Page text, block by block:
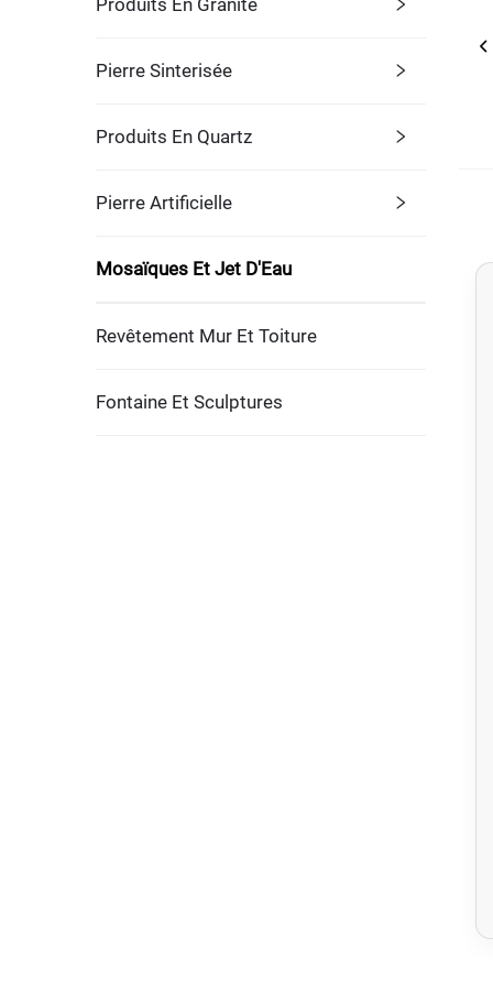
Pierre Sinterisée
Produits En Quartz
Pierre Artificielle
Mosaïques Et Jet D'Eau
Revêtement Mur Et Toiture
Fontaine Et Sculptures